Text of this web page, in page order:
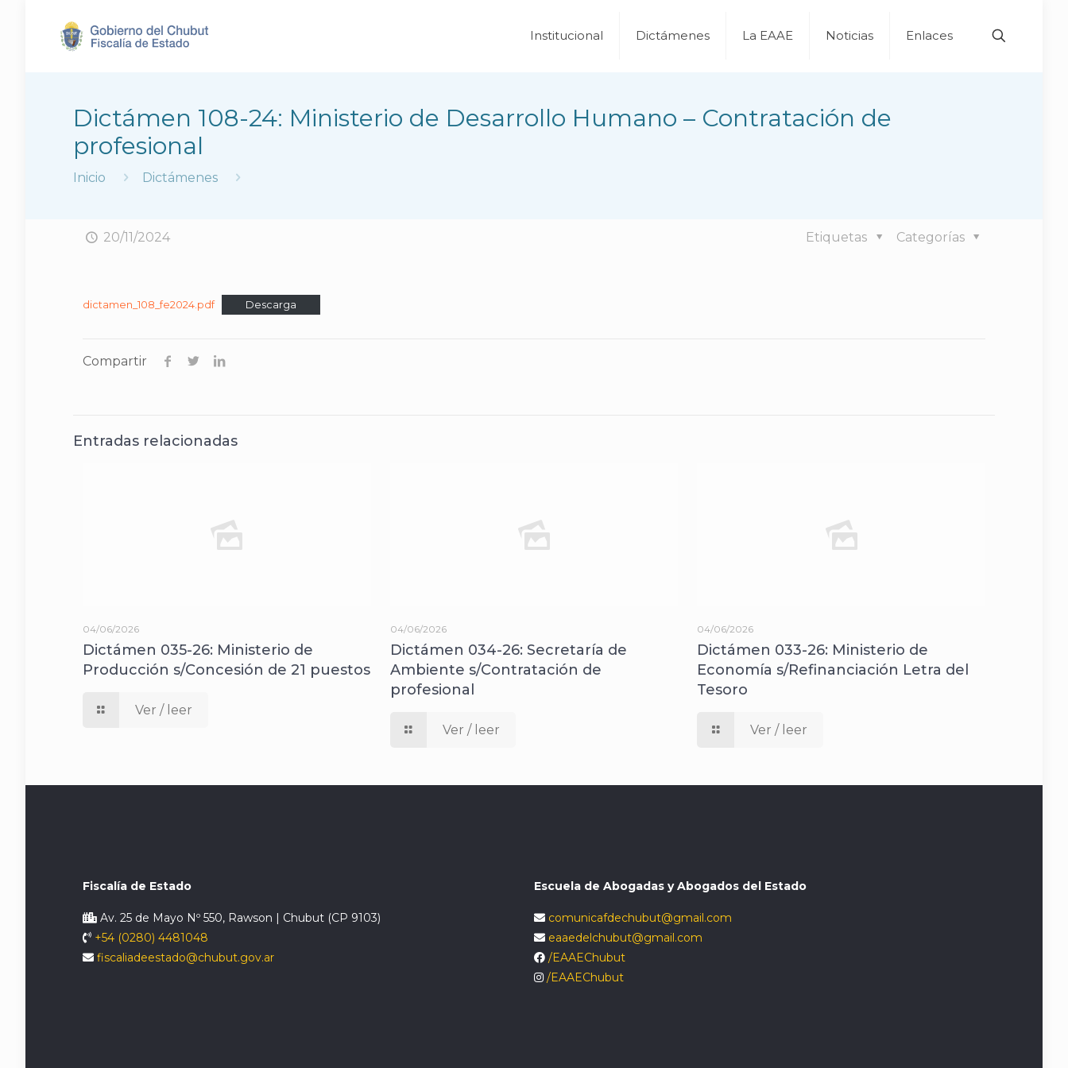
Institucional Dictámenes La EAAE Noticias Enlaces
Dictámen 108-24: Ministerio de Desarrollo Humano – Contratación de
profesional
Inicio Dictámenes
20/11/2024 Categorías
Etiquetas
dictamen_108_fe2024.pdf Descarga
Compartir
Entradas relacionadas
04/06/2026
Dictámen 035-26: Ministerio de
Producción s/Concesión de 21 puestos
Ver / leer
04/06/2026
Dictámen 034-26: Secretaría de
Ambiente s/Contratación de
profesional
Ver / leer
04/06/2026
Dictámen 033-26: Ministerio de
Economía s/Refinanciación Letra del
Tesoro
Ver / leer
Fiscalía de Estado
Av. 25 de Mayo Nº 550, Rawson | Chubut (CP 9103)
+54 (0280) 4481048
fiscaliadeestado@chubut.gov.ar
Escuela de Abogadas y Abogados del Estado
comunicafdechubut@gmail.com
eaaedelchubut@gmail.com
/EAAEChubut
/EAAEChubut